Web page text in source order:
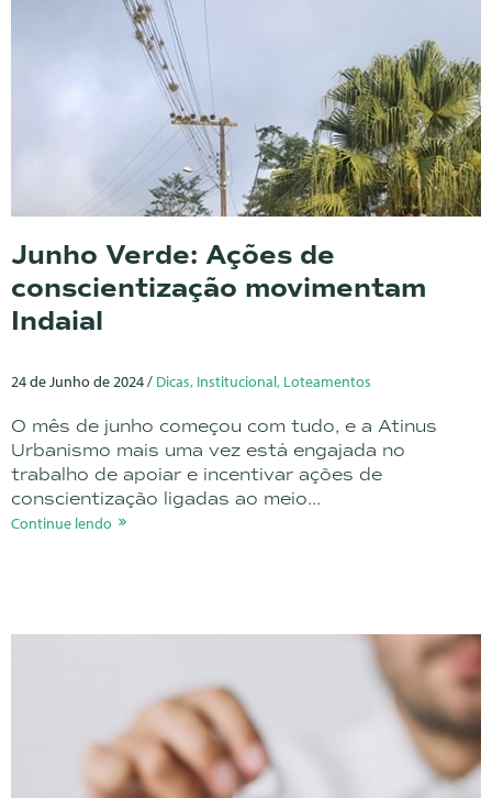
Junho Verde: Ações de
conscientização movimentam
Indaial
24 de Junho de 2024 / Dicas, Institucional, Loteamentos
O mês de junho começou com tudo, e a Atinus
Urbanismo mais uma vez está engajada no
trabalho de apoiar e incentivar ações de
conscientização ligadas ao meio...
Continue lendo